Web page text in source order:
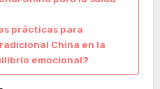
prácticas para
China en la
emocional?